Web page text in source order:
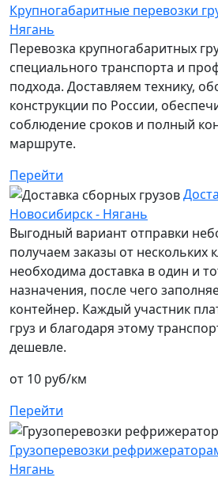
Крупногабаритные перевозки
Нягань
Перевозка крупногабаритных
специального транспорта и
подхода. Доставляем технику,
конструкции по России,
соблюдение сроков и полный
маршруте.
Перейти
Новосибирск - Нягань
Выгодный вариант отправки
получаем заказы от нескольких
необходима доставка в один и
назначения, после чего
контейнер. Каждый участник
груз и благодаря этому
дешевле.
от 10 руб/км
Перейти
Грузоперевозки
Нягань